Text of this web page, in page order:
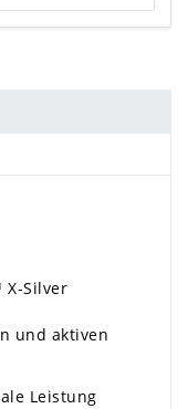
X-Silver
und aktiven
Leistung